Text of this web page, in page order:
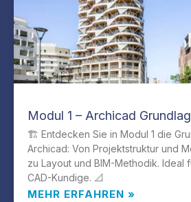
Modul 1 – Archicad
🏗️ Entdecken Sie in Modul 1 die
Archicad: Von Projektstruktur und
zu Layout und BIM-Methodik. Ideal
CAD-Kundige. 📐
MEHR ERFAHREN »